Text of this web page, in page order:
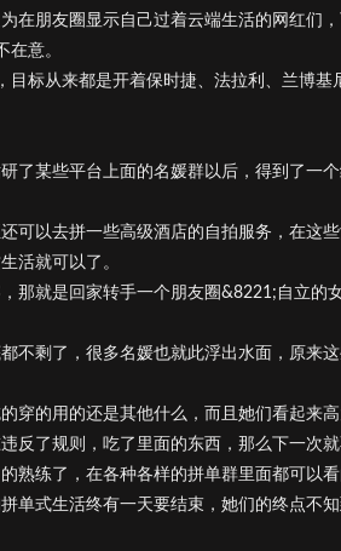
在朋友圈显示自己过着云端生活的网红们
意。
标从来都是开着保时捷、法拉利、兰博基
了某些平台上面的名媛群以后，得到了一
可以去拼一些高级酒店的自拍服务，在这
活就可以了。
那就是回家转手一个朋友圈&8221;自立的
不剩了，很多名媛也就此浮出水面，原来
穿的用的还是其他什么，而且她们看起来
反了规则，吃了里面的东西，那么下一次就
熟练了，在各种各样的拼单群里面都可以
单式生活终有一天要结束，她们的终点不